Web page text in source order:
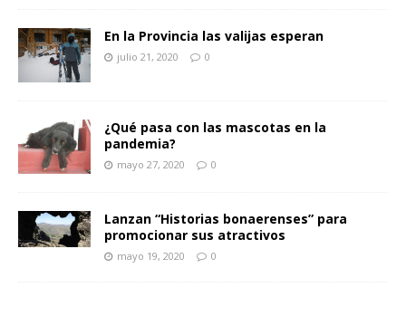
En la Provincia las valijas esperan
julio 21, 2020 0
¿Qué pasa con las mascotas en la
pandemia?
mayo 27, 2020 0
Lanzan “Historias bonaerenses” para
promocionar sus atractivos
mayo 19, 2020 0